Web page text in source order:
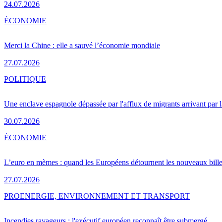
24.07.2026
Merci la Chine : elle a sauvé l’économie mondiale
27.07.2026
ÉCONOMIE
Une enclave espagnole dépassée par l'afflux de migrants arrivant par
30.07.2026
POLITIQUE
L’euro en mèmes : quand les Européens détournent les nouveaux
27.07.2026
ÉCONOMIE
PROENERGIE, ENVIRONNEMENT ET TRANSPORT